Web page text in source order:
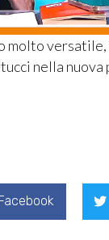
molto
nella nuova
Facebook